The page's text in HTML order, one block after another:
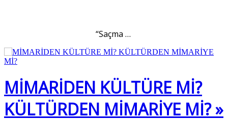
“Saçma …
MİMARİDEN KÜLTÜRE Mİ?
KÜLTÜRDEN MİMARİYE Mİ? »